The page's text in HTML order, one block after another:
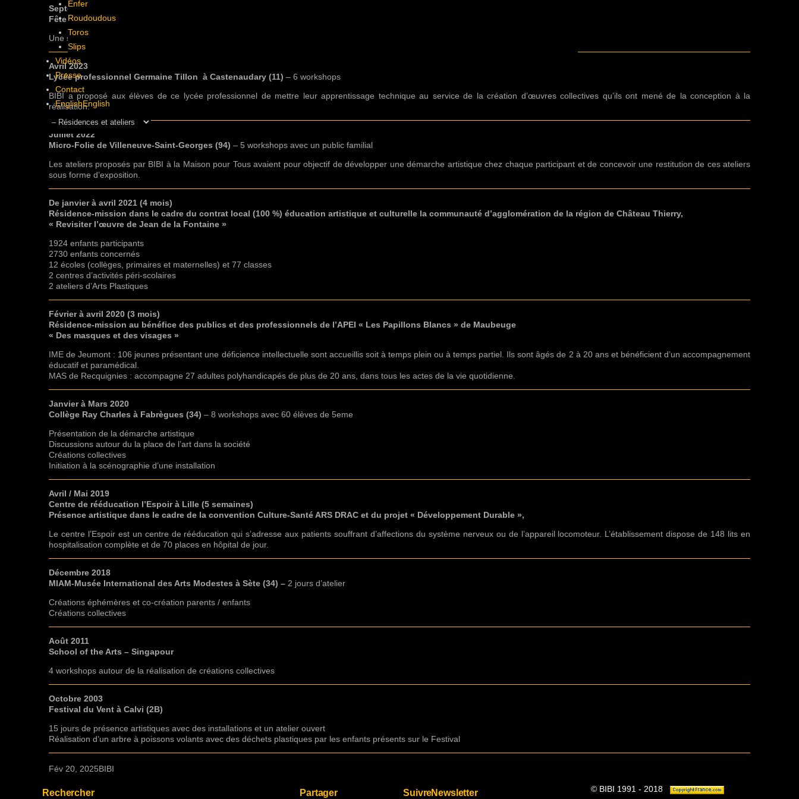
Enfer
Roudoudous
Toros
Slips
Vidéos
Presse
Contact
EnglishEnglish
Septembre à décembre 2022
Fête des Lumières – GAZOUILLIS (69)
Une série de 16 ateliers proposés à 3 classes différentes de la 5ème à la 3ème et regroupant une cinquantaine d’enfants.
Avril 2023
Lycée professionnel Germaine Tillon à Castenaudary (11) – 6 workshops
BIBI a proposé aux élèves de ce lycée professionnel de mettre leur apprentissage technique au service de la création d’œuvres collectives qu’ils ont mené de la conception à la
réalisation.
Juillet 2022
Micro-Folie de Villeneuve-Saint-Georges (94) – 5 workshops avec un public familial
Les ateliers proposés par BIBI à la Maison pour Tous avaient pour objectif de développer une démarche artistique chez chaque participant et de concevoir une restitution de ces ateliers
sous forme d’exposition.
De janvier à avril 2021 (4 mois)
Résidence-mission dans le cadre du contrat local (100 %) éducation artistique et culturelle la communauté d’agglomération de la région de Château Thierry,
« Revisiter l’œuvre de Jean de la Fontaine »
1924 enfants participants
2730 enfants concernés
12 écoles (collèges, primaires et maternelles) et 77 classes
2 centres d’activités péri-scolaires
2 ateliers d’Arts Plastiques
Février à avril 2020 (3 mois)
Résidence-mission au bénéfice des publics et des professionnels de l’APEI « Les Papillons Blancs » de Maubeuge
« Des masques et des visages »
IME de Jeumont : 106 jeunes présentant une déficience intellectuelle sont accueillis soit à temps plein ou à temps partiel. Ils sont âgés de 2 à 20 ans et bénéficient d’un accompagnement
éducatif et paramédical.
MAS de Recquignies : accompagne 27 adultes polyhandicapés de plus de 20 ans, dans tous les actes de la vie quotidienne.
Janvier à Mars 2020
Collège Ray Charles à Fabrègues (34) – 8 workshops avec 60 élèves de 5eme
Présentation de la démarche artistique
Discussions autour du la place de l’art dans la société
Créations collectives
Initiation à la scénographie d’une installation
Avril / Mai 2019
Centre de rééducation l’Espoir à Lille (5 semaines)
Présence artistique dans le cadre de la convention Culture-Santé ARS DRAC et du projet « Développement Durable »,
Le centre l’Espoir est un centre de rééducation qui s’adresse aux patients souffrant d’affections du système nerveux ou de l’appareil locomoteur. L’établissement dispose de 148 lits en
hospitalisation complète et de 70 places en hôpital de jour.
Décembre 2018
MIAM-Musée International des Arts Modestes à Sète (34) – 2 jours d’atelier
Créations éphémères et co-création parents / enfants
Créations collectives
Août 2011
School of the Arts – Singapour
4 workshops autour de la réalisation de créations collectives
Octobre 2003
Festival du Vent à Calvi (2B)
15 jours de présence artistiques avec des installations et un atelier ouvert
Réalisation d’un arbre à poissons volants avec des déchets plastiques par les enfants présents sur le Festival
Fév 20, 2025BIBI
Rechercher Partager SuivreNewsletter © BIBI 1991 - 2018